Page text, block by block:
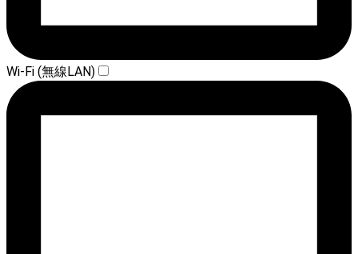
Wi-Fi (無線LAN)